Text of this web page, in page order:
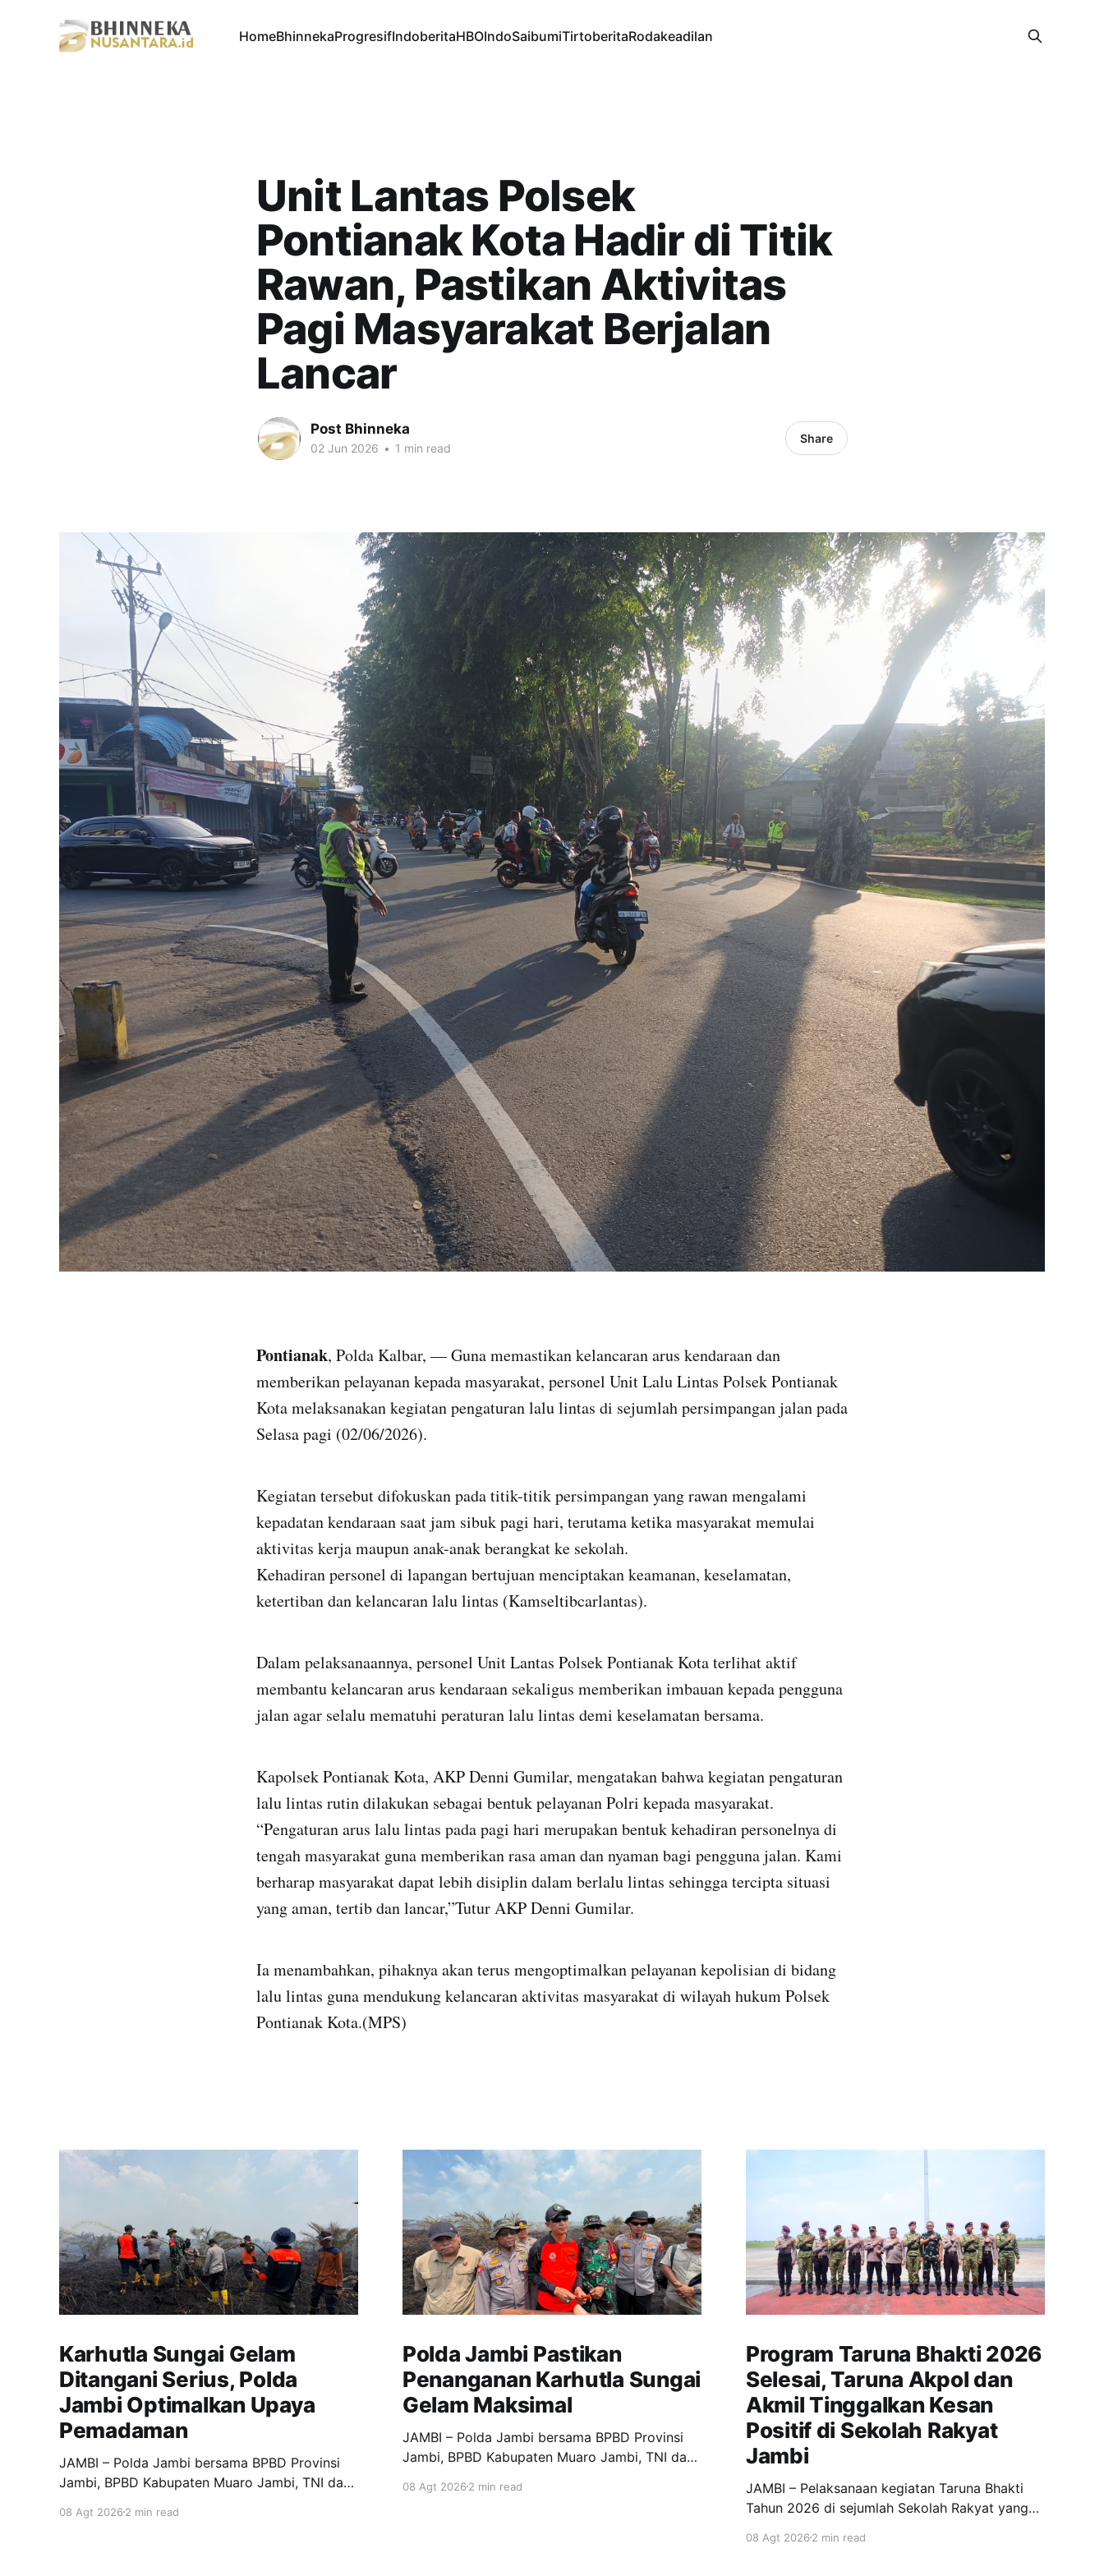
HomeBhinnekaProgresifIndoberitaHBOIndoSaibumiTirtoberitaRodakeadilan
Unit Lantas Polsek
Pontianak Kota Hadir di Titik
Rawan, Pastikan Aktivitas
Pagi Masyarakat Berjalan
Lancar
Post Bhinneka
02 Jun 2026 • 1 min read
Share
Pontianak, Polda Kalbar, — Guna memastikan kelancaran arus kendaraan dan
memberikan pelayanan kepada masyarakat, personel Unit Lalu Lintas Polsek Pontianak
Kota melaksanakan kegiatan pengaturan lalu lintas di sejumlah persimpangan jalan pada
Selasa pagi (02/06/2026).
Kegiatan tersebut difokuskan pada titik-titik persimpangan yang rawan mengalami
kepadatan kendaraan saat jam sibuk pagi hari, terutama ketika masyarakat memulai
aktivitas kerja maupun anak-anak berangkat ke sekolah.
Kehadiran personel di lapangan bertujuan menciptakan keamanan, keselamatan,
ketertiban dan kelancaran lalu lintas (Kamseltibcarlantas).
Dalam pelaksanaannya, personel Unit Lantas Polsek Pontianak Kota terlihat aktif
membantu kelancaran arus kendaraan sekaligus memberikan imbauan kepada pengguna
jalan agar selalu mematuhi peraturan lalu lintas demi keselamatan bersama.
Kapolsek Pontianak Kota, AKP Denni Gumilar, mengatakan bahwa kegiatan pengaturan
lalu lintas rutin dilakukan sebagai bentuk pelayanan Polri kepada masyarakat.
“Pengaturan arus lalu lintas pada pagi hari merupakan bentuk kehadiran personelnya di
tengah masyarakat guna memberikan rasa aman dan nyaman bagi pengguna jalan. Kami
berharap masyarakat dapat lebih disiplin dalam berlalu lintas sehingga tercipta situasi
yang aman, tertib dan lancar,”Tutur AKP Denni Gumilar.
Ia menambahkan, pihaknya akan terus mengoptimalkan pelayanan kepolisian di bidang
lalu lintas guna mendukung kelancaran aktivitas masyarakat di wilayah hukum Polsek
Pontianak Kota.(MPS)
Karhutla Sungai Gelam
Ditangani Serius, Polda
Jambi Optimalkan Upaya
Pemadaman
JAMBI – Polda Jambi bersama BPBD Provinsi
Jambi, BPBD Kabupaten Muaro Jambi, TNI dan
langsung upaya pemadaman kebakaran hutan
08 Agt 2026 2 min read
Polda Jambi Pastikan
Penanganan Karhutla Sungai
Gelam Maksimal
JAMBI – Polda Jambi bersama BPBD Provinsi
Jambi, BPBD Kabupaten Muaro Jambi, TNI dan
langsung upaya pemadaman kebakaran hutan
08 Agt 20262 min read
Program Taruna Bhakti 2026
Selesai, Taruna Akpol dan
Akmil Tinggalkan Kesan
Positif di Sekolah Rakyat
Jambi
JAMBI – Pelaksanaan kegiatan Taruna Bhakti
Tahun 2026 di sejumlah Sekolah Rakyat yang
Taruna Akademi Kepolisian (Akpol) dan
08 Agt 20262 min read